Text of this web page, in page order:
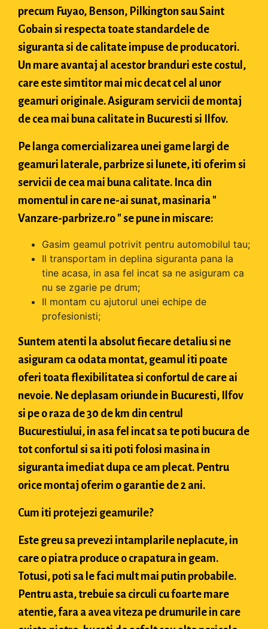
precum Fuyao, Benson, Pilkington sau Saint
Gobain si respecta toate standardele de
siguranta si de calitate impuse de producatori.
Un mare avantaj al acestor branduri este costul,
care este simtitor mai mic decat cel al unor
geamuri originale. Asiguram servicii de montaj
de cea mai buna calitate in Bucuresti si Ilfov.
Pe langa comercializarea unei game largi de
geamuri laterale, parbrize si lunete, iti oferim si
servicii de cea mai buna calitate. Inca din
momentul in care ne-ai sunat, masinaria "
Vanzare-parbrize.ro " se pune in miscare:
Gasim geamul potrivit pentru automobilul tau;
Il transportam in deplina siguranta pana la
tine acasa, in asa fel incat sa ne asiguram ca
nu se zgarie pe drum;
Il montam cu ajutorul unei echipe de
profesionisti;
Suntem atenti la absolut fiecare detaliu si ne
asiguram ca odata montat, geamul iti poate
oferi toata flexibilitatea si confortul de care ai
nevoie. Ne deplasam oriunde in Bucuresti, Ilfov
si pe o raza de 30 de km din centrul
Bucurestiului, in asa fel incat sa te poti bucura de
tot confortul si sa iti poti folosi masina in
siguranta imediat dupa ce am plecat. Pentru
orice montaj oferim o garantie de 2 ani.
Cum iti protejezi geamurile?
Este greu sa prevezi intamplarile neplacute, in
care o piatra produce o crapatura in geam.
Totusi, poti sa le faci mult mai putin probabile.
Pentru asta, trebuie sa circuli cu foarte mare
atentie, fara a avea viteza pe drumurile in care